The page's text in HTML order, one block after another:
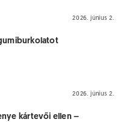
2026. június 2.
2026. június 2.
kártevői ellen –